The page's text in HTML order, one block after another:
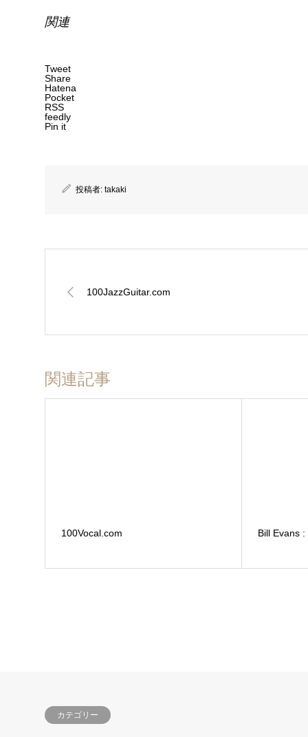
関連
Tweet
Share
Hatena
Pocket
RSS
feedly
Pin it
投稿者: takaki
100JazzGuitar.com
関連記事
100Vocal.com Bill Evans
カテゴリー